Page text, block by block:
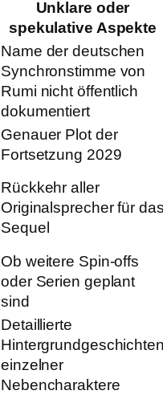
Unklare oder
spekulative Aspekte
Name der deutschen
Synchronstimme von
Rumi nicht öffentlich
dokumentiert
Genauer Plot der
Fortsetzung 2029
Rückkehr aller
Originalsprecher für
Sequel
Ob weitere Spin-offs
oder Serien geplant
sind
Detaillierte
einzelner
Nebencharaktere